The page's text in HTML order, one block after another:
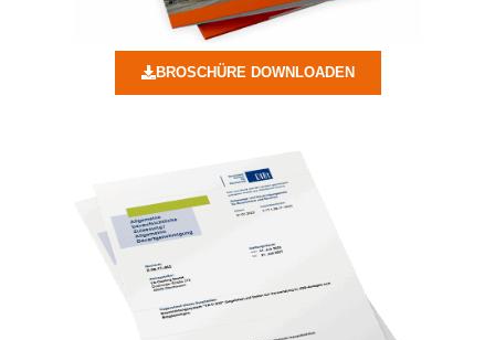
BROSCHÜRE DOWNLOADEN